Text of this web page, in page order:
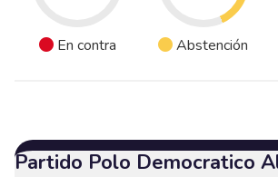
En contra Abstención
Partido Polo Democratico